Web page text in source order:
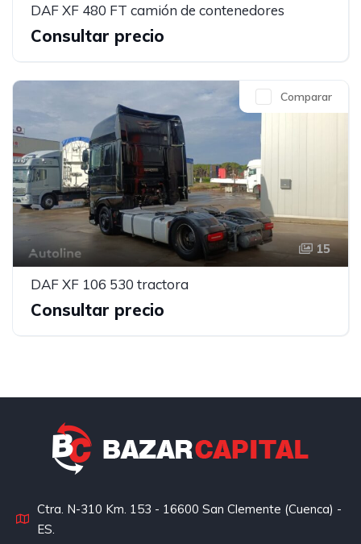
DAF XF 480 FT camión de contenedores
Consultar precio
15
Comparar
DAF XF 106 530 tractora
Consultar precio
Ctra. N-310 Km. 153 - 16600 San Clemente (Cuenca) -
ES.